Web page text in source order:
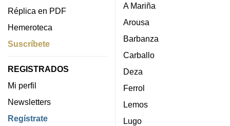
Réplica en PDF
Hemeroteca
Suscríbete
REGISTRADOS
Mi perfil
Newsletters
Regístrate
A Mariña
Arousa
Barbanza
Carballo
Deza
Ferrol
Lemos
Lugo